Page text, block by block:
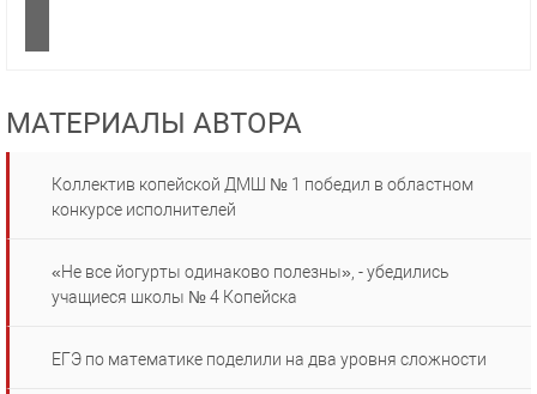
МАТЕРИАЛЫ АВТОРА
Коллектив копейской ДМШ № 1 победил в областном
конкурсе исполнителей
«Не все йогурты одинаково полезны», - убедились
учащиеся школы № 4 Копейска
ЕГЭ по математике поделили на два уровня сложности